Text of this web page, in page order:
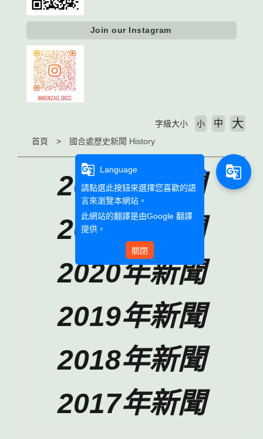
Join our Instagram
首頁 國合處歷史新聞 History
字級大小 小 中 大
2022年新聞
2021年新聞
2020年新聞
2019年新聞
2018年新聞
2017年新聞
g_translate
Language
請點選此按鈕來選擇您喜歡的語
言來瀏覽本網站。
此網站的翻譯是由Google 翻譯
提供。
關閉
g_translate